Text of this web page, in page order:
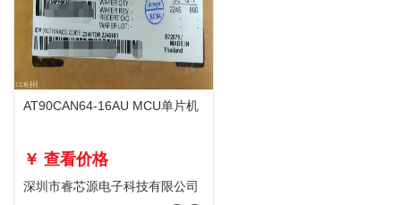
AT90CAN64-16AU MCU单片机
￥ 查看价格
深圳市睿芯源电子科技有限公司